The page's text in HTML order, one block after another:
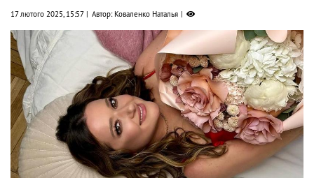
17 лютого 2025, 15:57 Автор: Коваленко Наталья